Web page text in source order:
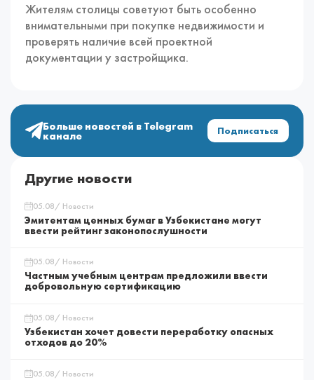
Другие новости
05.08/ Новости
Эмитентам ценных бумаг в Узбекистане могут
ввести рейтинг законопослушности
05.08/ Новости
Частным учебным центрам предложили ввести
добровольную сертификацию
05.08/ Новости
Узбекистан хочет довести переработку опасных
отходов до 20%
05.08/ Новости
Жителям столицы советуют быть особенно
внимательными при покупке недвижимости и
проверять наличие всей проектной
документации у застройщика.
Больше новостей в Telegram
канале Подписаться